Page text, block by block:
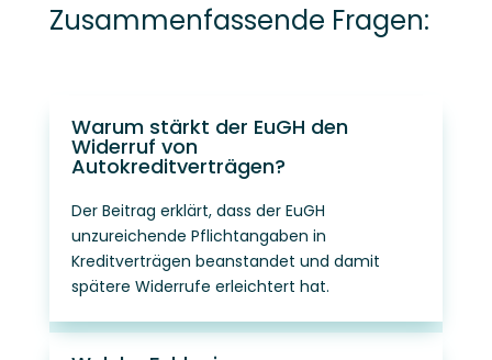
Zusammenfassende Fragen:
Warum stärkt der EuGH den
Widerruf von
Autokreditverträgen?
Der Beitrag erklärt, dass der EuGH
unzureichende Pflichtangaben in
Kreditverträgen beanstandet und damit
spätere Widerrufe erleichtert hat.